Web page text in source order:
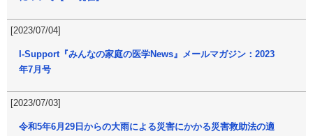
[2023/07/04]
I-Support『みんなの家庭の医学News』メールマガジン：2023
年7月号
[2023/07/03]
令和5年6月29日からの大雨による災害にかかる災害救助法の適